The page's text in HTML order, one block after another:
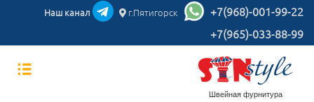
Наш канал г.Пятигорск
+7(968)-001-99-22
+7(965)-033-88-99
Швейная фурнитура